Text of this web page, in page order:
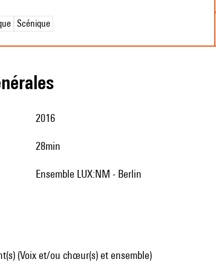
Scénique
2016
28min
ensemble LUX:NM - Berlin
(Voix et/ou chœur(s) et ensemble)